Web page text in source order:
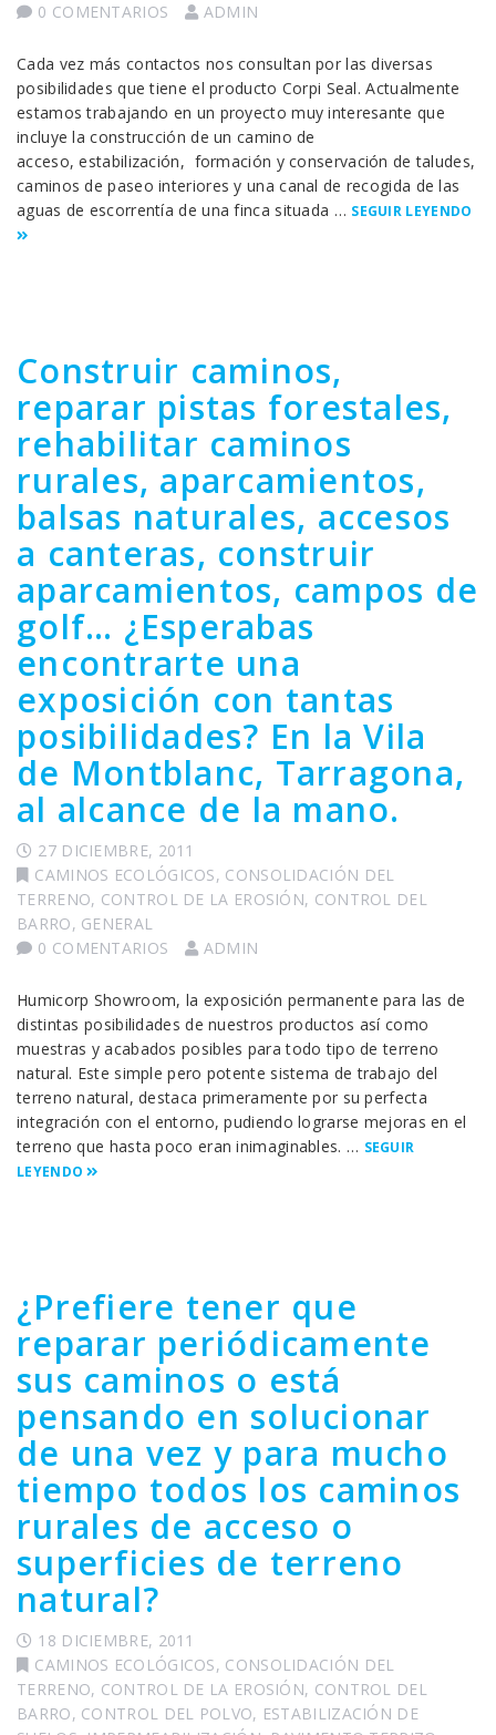
0 COMENTARIOS
ADMIN
Cada vez más contactos nos consultan por las diversas
posibilidades que tiene el producto Corpi Seal. Actualmente
estamos trabajando en un proyecto muy interesante que
incluye la construcción de un camino de
acceso, estabilización, formación y conservación de taludes,
caminos de paseo interiores y una canal de recogida de las
aguas de escorrentía de una finca situada … SEGUIR LEYENDO
Construir caminos,
reparar pistas forestales,
rehabilitar caminos
rurales, aparcamientos,
balsas naturales, accesos
a canteras, construir
aparcamientos, campos de
golf… ¿Esperabas
encontrarte una
exposición con tantas
posibilidades? En la Vila
de Montblanc, Tarragona,
al alcance de la mano.
27 DICIEMBRE, 2011
CAMINOS ECOLÓGICOS, CONSOLIDACIÓN DEL
TERRENO, CONTROL DE LA EROSIÓN, CONTROL DEL
BARRO, GENERAL
0 COMENTARIOS
ADMIN
Humicorp Showroom, la exposición permanente para las de
distintas posibilidades de nuestros productos así como
muestras y acabados posibles para todo tipo de terreno
natural. Este simple pero potente sistema de trabajo del
terreno natural, destaca primeramente por su perfecta
integración con el entorno, pudiendo lograrse mejoras en el
terreno que hasta poco eran inimaginables. … SEGUIR
LEYENDO
¿Prefiere tener que
reparar periódicamente
sus caminos o está
pensando en solucionar
de una vez y para mucho
tiempo todos los caminos
rurales de acceso o
superficies de terreno
natural?
18 DICIEMBRE, 2011
CAMINOS ECOLÓGICOS, CONSOLIDACIÓN DEL
TERRENO, CONTROL DE LA EROSIÓN, CONTROL DEL
BARRO, CONTROL DEL POLVO, ESTABILIZACIÓN DE